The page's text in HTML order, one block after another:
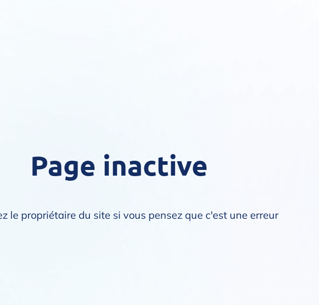
Page inactive
le propriétaire du site si vous pensez que c'est une erreur